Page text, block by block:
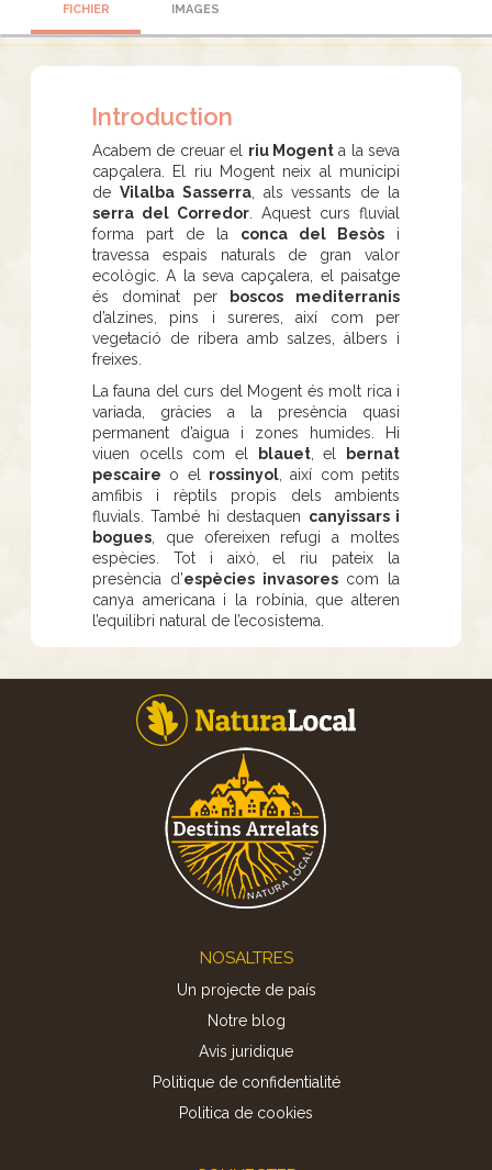
FICHIER IMAGES
Introduction
Acabem de creuar el riu Mogenta la seva
capçalera. El riu Mogent neix al municipi
de Vilalba Sasserra, als vessants de la
serra del Corredor . Aquest curs fluvial
forma part de la conca del Besòs i
travessa espais naturals de gran valor
ecològic. A la seva capçalera, el paisatge
és dominat per
boscos mediterranis
d’alzines, pins i sureres, així com per
vegetació de ribera amb salzes, àlbers i
freixes.
La fauna del curs del Mogent és molt rica i
variada, gràcies a la presència quasi
permanent d’aigua i zones humides. Hi
viuen ocells com el
blauet, el
bernat
pescaire o el rossinyol , així com petits
amfibis i rèptils propis dels ambients
fluvials. També hi destaquen canyissars i
bogues , que ofereixen refugi a moltes
espècies. Tot i això, el riu pateix la
presència d’espècies invasorescom la
canya americana i la robínia, que alteren
l’equilibri natural de l’ecosistema.
NOSALTRES
Un projecte de país
Notre blog
Avis juridique
Politique de confidentialité
Politica de cookies